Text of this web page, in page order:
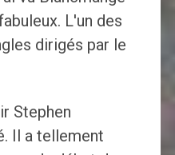
L'un des
dirigés par le
Stephen
Il a tellement